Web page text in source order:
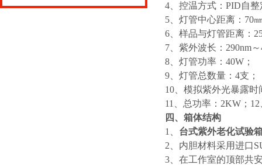
4、控温方式：PID自
5、灯管中心距离：70
6、样品与灯管距离：
7、紫外波长：290nm
8、灯管功率：40W；
9、灯管总数量：4支；
10、模拟紫外光暴露
11、总功率：2KW；
四、箱体结构
1、 台式紫外老化试验
2、内胆材料采用进口
3、在工作室的顶部共